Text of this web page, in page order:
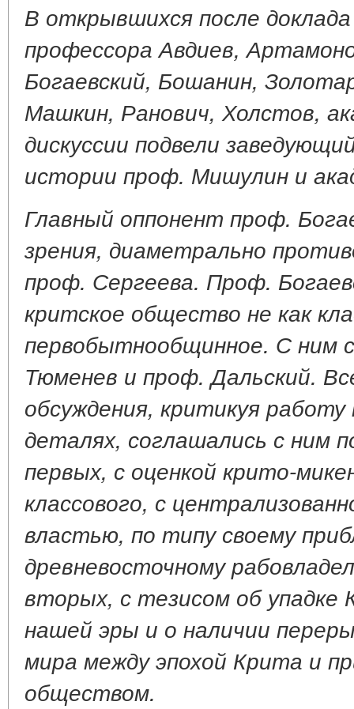
В открывшихся после
профессора Авдиев,
Богаевский, Бошанин,
Машкин, Ранович, Холстов,
дискуссии подвели
истории проф. Мишулин и
Главный оппонент проф.
зрения, диаметрально
проф. Сергеева. Проф.
критское общество не как
первобытнообщинное. С ним
Тюменев и проф. Дальский.
обсуждения, критикуя
деталях, соглашались с ним
первых, с оценкой крито-
классового, с
властью, по типу своему
древневосточному
вторых, с тезисом об упадке
нашей эры и о наличии
мира между эпохой Крита и
обществом.